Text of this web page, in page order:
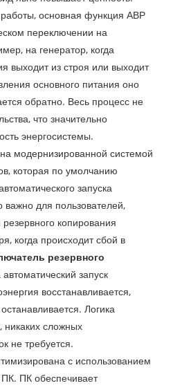
основная функция АВР
переключении на
на генератор, когда
выходит из строя или выходит
основного питания оно
обратно. Весь процесс не
что значительно
энергосистемы.
модернизированной системой
которая по умолчанию
запуска
важно для пользователей,
копирования
когда происходит сбой в
резервного
запуск
восстанавливается,
Логика
никаких сложных
не требуется.
с использованием
ПК обеспечивает